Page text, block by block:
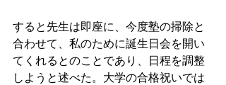
すると先生は即座に、今度塾の掃除と
合わせて、私のために誕生日会を開い
てくれるとのことであり、日程を調整
しようと述べた。大学の合格祝いでは